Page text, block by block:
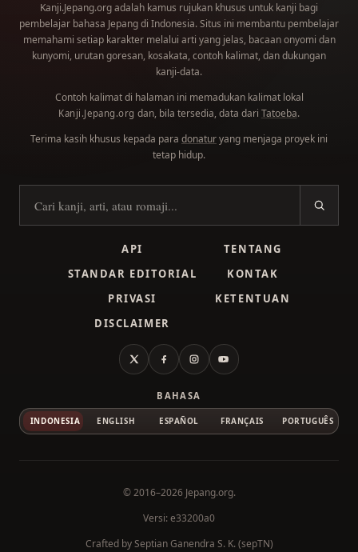
Kanji.Jepang.org adalah kamus rujukan khusus untuk kanji bagi
pembelajar bahasa Jepang di Indonesia. Situs ini membantu pembelajar
memahami setiap karakter melalui arti yang jelas, bacaan onyomi dan
kunyomi, urutan goresan, kosakata, contoh kalimat, dan dukungan
kanji-data.
Contoh kalimat di halaman ini memadukan kalimat lokal
Kanji.Jepang.org dan, bila tersedia, data dari Tatoeba.
Terima kasih khusus kepada para donaturyang menjaga proyek ini
tetap hidup.
Cari kanji
API
TENTANG
STANDAR EDITORIAL
KONTAK
PRIVASI
KETENTUAN
DISCLAIMER
X FacebookInstagramYouTube
BAHASA
INDONESIA ENGLISH ESPAÑOL FRANÇAIS PORTUGUÊS
© 2016–2026 Jepang.org.
Versi: e33200a0
Crafted bySeptian Ganendra S. K. (sepTN)